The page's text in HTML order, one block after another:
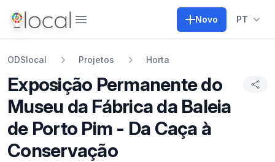
Abrir menu Novo PT
ODSlocal Projetos Horta
Exposição Permanente do
Museu da Fábrica da Baleia
de Porto Pim - Da Caça à
Conservação